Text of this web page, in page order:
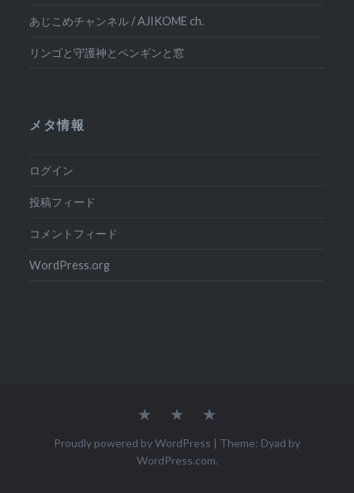
あじこめチャンネル / AJIKOME ch.
リンゴと守護神とペンギンと窓
メタ情報
ログイン
投稿フィード
コメントフィード
WordPress.org
Home Dai
Ai
Proudly powered by WordPress | Theme: Dyad by
WordPress.com.